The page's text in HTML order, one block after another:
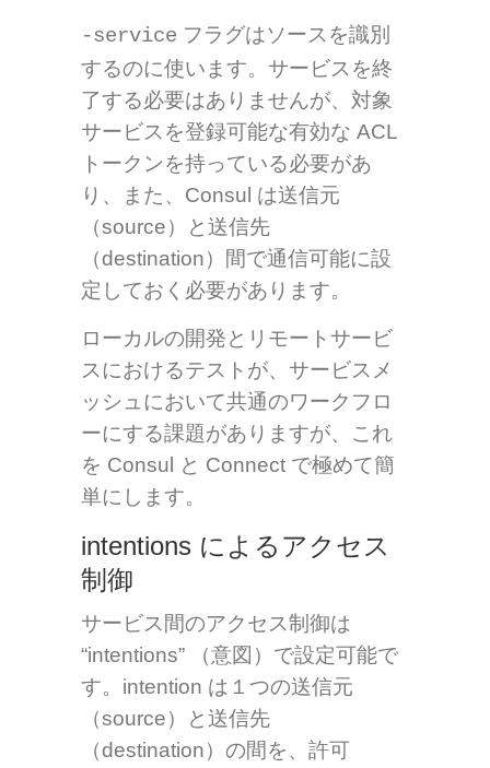
-service フラグはソースを識別
するのに使います。サービスを終
了する必要はありませんが、対象
サービスを登録可能な有効な ACL
トークンを持っている必要があ
り、また、Consul は送信元
（source）と送信先
（destination）間で通信可能に設
定しておく必要があります。
ローカルの開発とリモートサービ
スにおけるテストが、サービスメ
ッシュにおいて共通のワークフロ
ーにする課題がありますが、これ
を Consul と Connect で極めて簡
単にします。
intentions によるアクセス
制御
サービス間のアクセス制御は
“intentions” （意図）で設定可能で
す。intention は１つの送信元
（source）と送信先
（destination）の間を、許可